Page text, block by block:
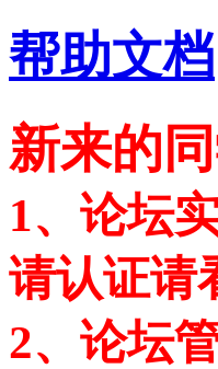
帮助文档
新来的
1、论坛
请认证请
2、论坛